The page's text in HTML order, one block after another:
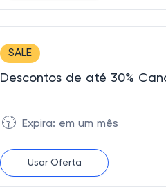
SALE
Descontos de até 30%
🕥 Expira: em um mês
Usar Oferta